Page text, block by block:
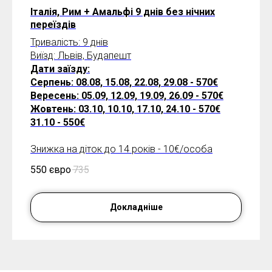
Італія, Рим + Амальфі 9 днів без нічних
переїздів
Тривалість: 9 днів
Виїзд: Львів, Будапешт
Дати заїзду:
Серпень: 08.08, 15.08, 22.08, 29.08 - 570€
Вересень: 05.09, 12.09, 19.09, 26.09 - 570€
Жовтень: 03.10, 10.10, 17.10, 24.10 - 570€
31.10 - 550€
Знижка на діток до 14 років - 10€/особа
550 євро735
Докладніше